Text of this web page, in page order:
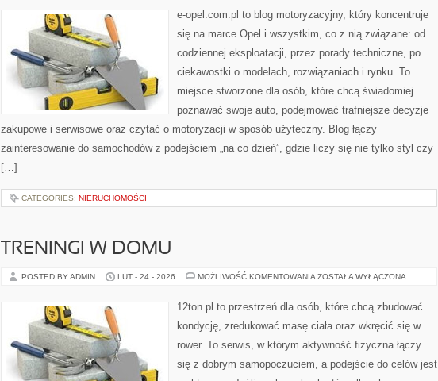
e-opel.com.pl to blog motoryzacyjny, który koncentruje
się na marce Opel i wszystkim, co z nią związane: od
codziennej eksploatacji, przez porady techniczne, po
ciekawostki o modelach, rozwiązaniach i rynku. To
miejsce stworzone dla osób, które chcą świadomiej
poznawać swoje auto, podejmować trafniejsze decyzje
zakupowe i serwisowe oraz czytać o motoryzacji w sposób użyteczny. Blog łączy
zainteresowanie do samochodów z podejściem „na co dzień”, gdzie liczy się nie tylko styl czy
[…]
CATEGORIES: NIERUCHOMOŚCI
TRENINGI W DOMU
POSTED BY ADMIN LUT - 24 - 2026 MOŻLIWOŚĆ KOMENTOWANIA TRENINGI
ZOSTAŁA WYŁĄCZONA
12ton.pl to przestrzeń dla osób, które chcą zbudować
kondycję, zredukować masę ciała oraz wkręcić się w
rower. To serwis, w którym aktywność fizyczna łączy
się z dobrym samopoczuciem, a podejście do celów jest